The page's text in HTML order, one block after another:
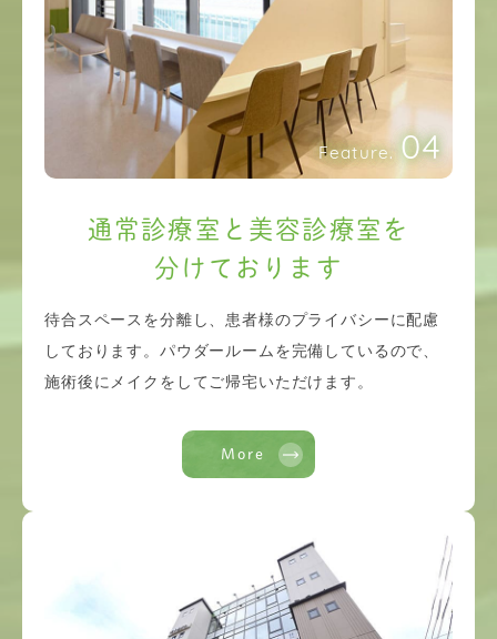
Feature. 04
通常診療室と美容診療室を
分けております
待合スペースを分離し、患者様のプライバシーに配慮
しております。パウダールームを完備しているので、
施術後にメイクをしてご帰宅いただけます。
More